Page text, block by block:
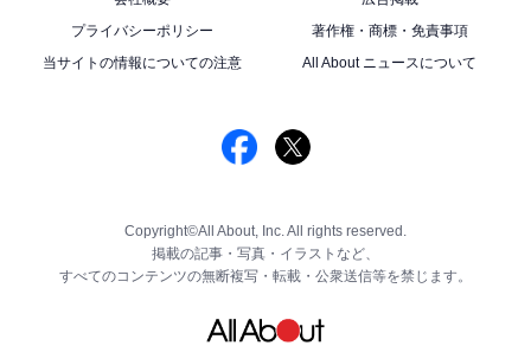
プライバシーポリシー
著作権・商標・免責事項
当サイトの情報についての注意
All About ニュースについて
Copyright©All About, Inc. All rights reserved.
掲載の記事・写真・イラストなど、
すべてのコンテンツの無断複写・転載・公衆送信等を禁じます。